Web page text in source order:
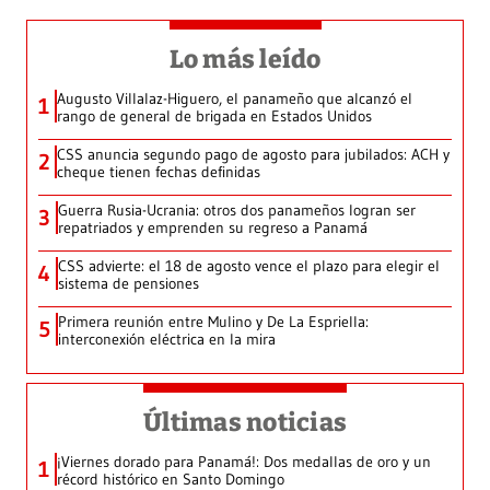
Lo más leído
1 Augusto Villalaz-Higuero, el panameño que alcanzó el
rango de general de brigada en Estados Unidos
2 CSS anuncia segundo pago de agosto para jubilados: ACH y
cheque tienen fechas definidas
3 Guerra Rusia-Ucrania: otros dos panameños logran ser
repatriados y emprenden su regreso a Panamá
4 CSS advierte: el 18 de agosto vence el plazo para elegir el
sistema de pensiones
5 Primera reunión entre Mulino y De La Espriella:
interconexión eléctrica en la mira
Últimas noticias
1 ¡Viernes dorado para Panamá!: Dos medallas de oro y un
récord histórico en Santo Domingo